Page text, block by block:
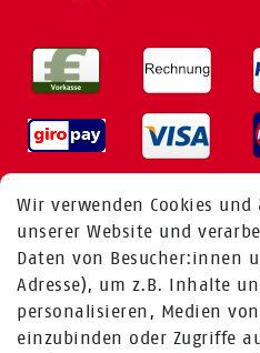
Wir verwenden Cookies
unserer Website und
Daten von Besucher:innen
Adresse), um z.B. Inhalte
personalisieren, Medien
einzubinden oder Zugriffe
MEHR ÜBER UNS
Fragen zur Bestellung:
+49 (0) 241 / 95 78 26 11